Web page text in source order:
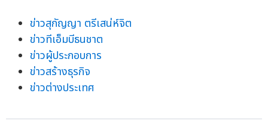
ข่าวสุกัญญา ตรีเสน่ห์จิต
ข่าวทีเอ็มบีธนชาต
ข่าวผู้ประกอบการ
ข่าวสร้างธุรกิจ
ข่าวต่างประเทศ